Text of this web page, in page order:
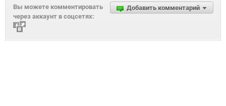
Добавить комментарий
Вы можете комментировать
через аккаунт в соцсетях: